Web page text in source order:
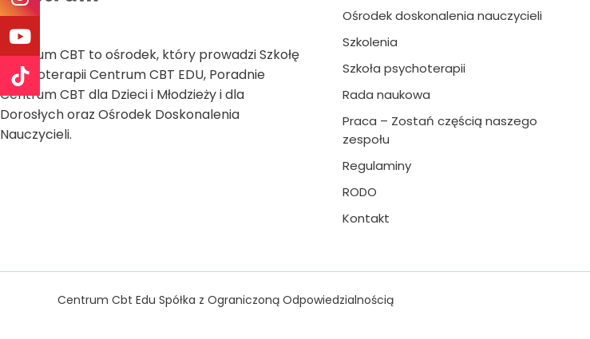
Centrum CBT to ośrodek, który prowadzi Szkołę
Psychoterapii Centrum CBT EDU, Poradnie
Centrum CBT dla Dzieci i Młodzieży i dla
Dorosłych oraz Ośrodek Doskonalenia
Nauczycieli.
Ośrodek doskonalenia nauczycieli
Szkolenia
Szkoła psychoterapii
Rada naukowa
Praca – Zostań częścią naszego
zespołu
Regulaminy
RODO
Kontakt
Centrum Cbt Edu Spółka z Ograniczoną Odpowiedzialnością